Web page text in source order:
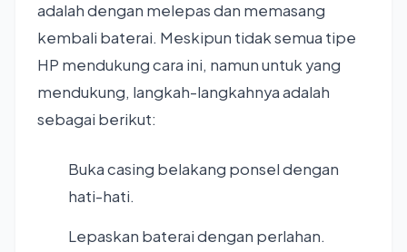
adalah dengan melepas dan memasang
kembali baterai. Meskipun tidak semua tipe
HP mendukung cara ini, namun untuk yang
mendukung, langkah-langkahnya adalah
sebagai berikut:
Buka casing belakang ponsel dengan
hati-hati.
Lepaskan baterai dengan perlahan.